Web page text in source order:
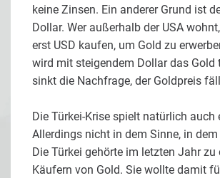
keine Zinsen. Ein anderer Grund ist
Dollar. Wer außerhalb der USA
erst USD kaufen, um Gold zu
wird mit steigendem Dollar das Gold
sinkt die Nachfrage, der Goldpreis
Die Türkei-Krise spielt natürlich auch
Allerdings nicht in dem Sinne, in
Die Türkei gehörte im letzten Jahr zu
Käufern von Gold. Sie wollte damit